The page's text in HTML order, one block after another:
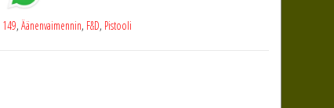
149, Äänenvaimennin, F&D, Pistooli